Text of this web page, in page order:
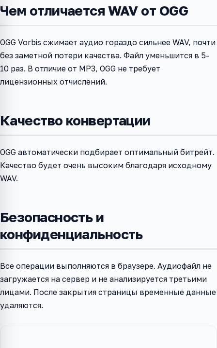
Чем отличается WAV от OGG
OGG Vorbis сжимает аудио гораздо сильнее WAV, почти
без заметной потери качества. Файл уменьшится в 5-
10 раз. В отличие от MP3, OGG не требует
лицензионных отчислений.
Качество конвертации
OGG автоматически подбирает оптимальный битрейт.
Качество будет очень высоким благодаря исходному
WAV.
Безопасность и
конфиденциальность
Все операции выполняются в браузере. Аудиофайл не
загружается на сервер и не анализируется третьими
лицами. После закрытия страницы временные данные
удаляются.